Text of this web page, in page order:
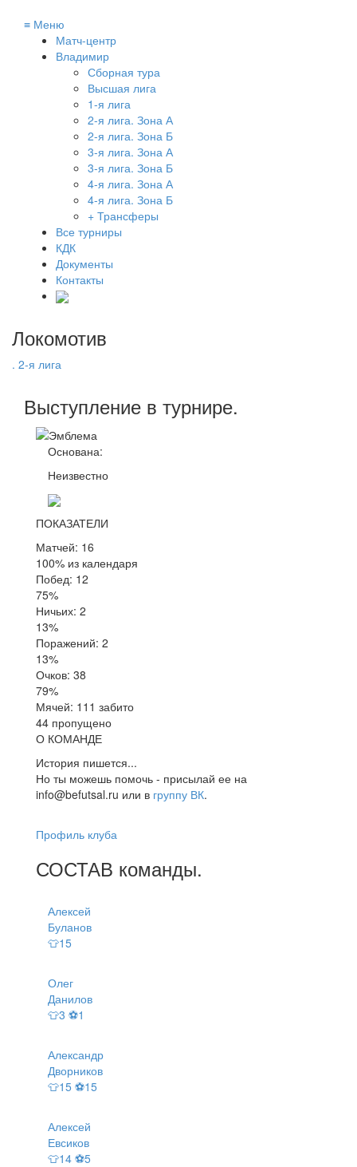
≡ Меню
Матч-центр
Владимир
Сборная тура
Высшая лига
1-я лига
2-я лига. Зона А
2-я лига. Зона Б
3-я лига. Зона А
3-я лига. Зона Б
4-я лига. Зона А
4-я лига. Зона Б
+ Трансферы
Все турниры
КДК
Документы
Контакты
Локомотив
. 2-я лига
Выступление в турнире.
Основана:
Неизвестно
ПОКАЗАТЕЛИ
Матчей: 16
100% из календаря
Побед: 12
75%
Ничьих: 2
13%
Поражений: 2
13%
Очков: 38
79%
Мячей: 111 забито
44 пропущено
О КОМАНДЕ
История пишется...
Но ты можешь помочь - присылай ее на
info@befutsal.ru или в группу ВК.
Профиль клуба
СОСТАВ команды.
Алексей
Буланов
👕15
Олег
Данилов
👕3 ⚽1
Александр
Дворников
👕15 ⚽15
Алексей
Евсиков
👕14 ⚽5